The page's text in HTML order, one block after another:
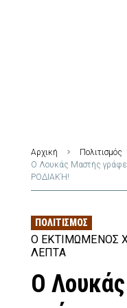
Αρχική
Πολιτισμός
Ο Λουκάς Μαστής γράφει
ΡΟΔΙΑΚΉ!
ΠΟΛΙΤΙΣΜΌΣ
Ο ΕΚΤΙΜΏΜΕΝΟΣ
ΛΕΠΤΆ
Ο